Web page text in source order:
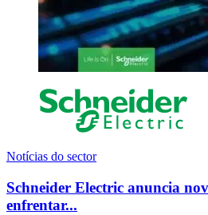
Notícias do sector
Schneider Electric anuncia
enfrentar...